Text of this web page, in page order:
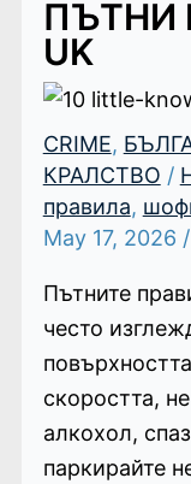
ПЪТНИ
UK
CRIME,
КРАЛСТВО /
правила,
May 17, 2026 /
Пътните
често
скоростта,
алкохол,
паркирайте